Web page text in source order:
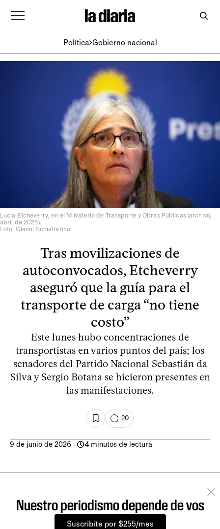
Política Gobierno nacional
Lucía Etcheverry, en el Ministerio de Transporte y Obras Públicas (archivo,
abril de 2025).
Foto: Gianni Schiaffarino
Tras movilizaciones de
autoconvocados, Etcheverry
aseguró que la guía para el
transporte de carga “no tiene
costo”
Este lunes hubo concentraciones de
transportistas en varios puntos del país; los
senadores del Partido Nacional Sebastián da
Silva y Sergio Botana se hicieron presentes en
las manifestaciones.
20
9 de junio de 2026 - 4 minutos de lectura
Nuestro periodismo depende de vos
Suscribite por $255/mes